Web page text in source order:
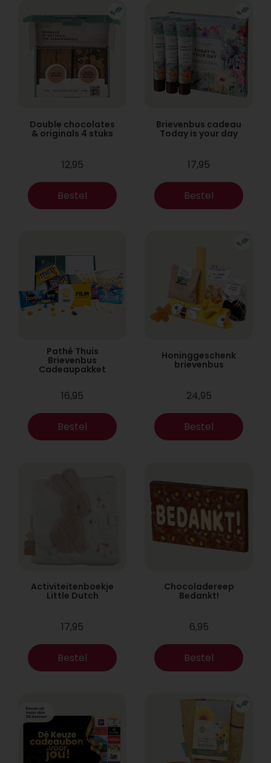
Double chocolates
& originals 4 stuks
12,95
Bestel
Brievenbus cadeau
Today is your day
17,95
Bestel
Pathé Thuis
Brievenbus
Cadeaupakket
16,95
Bestel
Honinggeschenk
brievenbus
24,95
Bestel
Activiteitenboekje
Little Dutch
17,95
Bestel
Chocoladereep
Bedankt!
6,95
Bestel